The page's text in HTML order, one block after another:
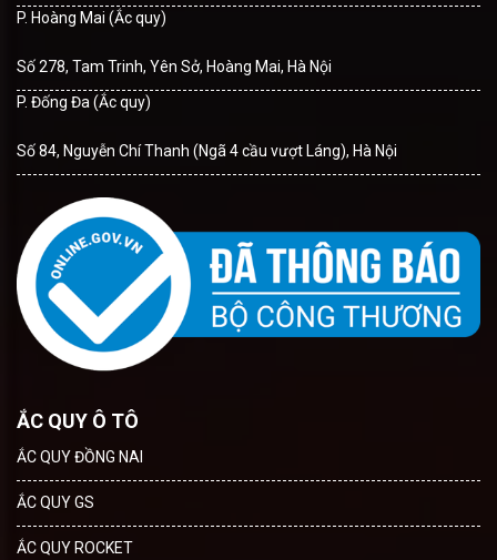
P. Hoàng Mai (Ắc quy)
Số 278, Tam Trinh, Yên Sở, Hoàng Mai, Hà Nội
P. Đống Đa (Ắc quy)
Số 84, Nguyễn Chí Thanh (Ngã 4 cầu vượt Láng), Hà Nội
ẮC QUY Ô TÔ
ẮC QUY ĐỒNG NAI
ẮC QUY GS
ẮC QUY ROCKET